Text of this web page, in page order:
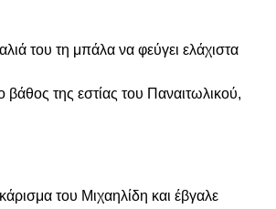
του τη μπάλα να φεύγει ελάχιστα
της εστίας του Παναιτωλικού,
του Μιχαηλίδη και έβγαλε